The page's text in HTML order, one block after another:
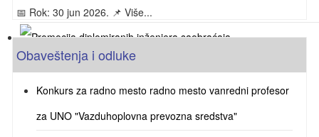
Promocija diplomiranih inženjera saobraćaja
29.06.2026. u 09 časova u amfiteatru 125.
📅 Rok: 30 jun 2026. 📌 Više...
Obaveštenja i odluke
Konkurs za radno mesto radno mesto vanredni profesor
za UNO "Vazduhoplovna prevozna sredstva"